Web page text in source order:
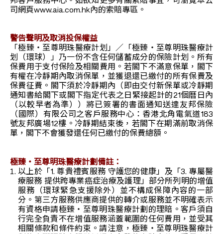
司網頁www.aia.com.hk內的索賠專區。
警告聲明及取消投保權益
「極臻‧至尊明珠醫療計划」／「極臻‧至尊明珠醫療計
划（環球）」乃一份不含任何儲蓄成分的保險計划。所有
保費用于支付保险及相關費用。若閣下不滿意保單，閣下
有權在冷靜期內取消保單，並獲退還已繳付的所有保費及
保費征費。閣下須於冷靜期內（即由交付新保單或冷靜期
通知書給閣下或閣下指定代表之日緊接起計的21個曆日內
（以較早者為準））將已簽署的書面通知送達友邦保險
（國際）有限公司之客戶服務中心：香港北角電氣道183
號友邦廣場12樓。冷靜期結束後，若閣下在期滿前取消保
單，閣下不會獲發還任何已繳付的保費總額。
極臻‧至尊明珠醫療計劃備註：
以上於「1. 尊貴禮賓服務 守護您的健康」及「3. 專屬醫
療服務 提供跨專業癌症治療及護理」部分所列明的增值
服務（環球緊急支援除外）並不構成保障內容的一部
分。第三方服務供應商提供的轉介或服務並不明確表示
有資格申請極臻‧至尊明珠醫療計劃的理賠。客戶須自
行完全負責不在增值服務涵蓋範圍的任何費用，並受其
相關條款和條件約束。請注意，極臻‧至尊明珠醫療計